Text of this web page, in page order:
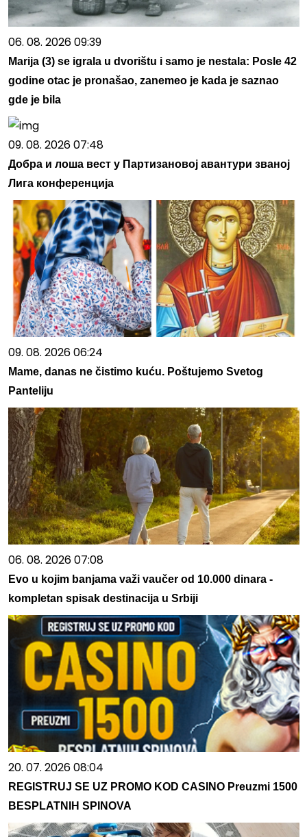
06. 08. 2026 09:39
Marija (3) se igrala u dvorištu i samo je nestala: Posle 42
godine otac je pronašao, zanemeo je kada je saznao
gde je bila
09. 08. 2026 07:48
Добра и лоша вест у Партизановој авантури званој
Лига конференција
09. 08. 2026 06:24
Mame, danas ne čistimo kuću. Poštujemo Svetog
Panteliju
06. 08. 2026 07:08
Evo u kojim banjama važi vaučer od 10.000 dinara -
kompletan spisak destinacija u Srbiji
20. 07. 2026 08:04
REGISTRUJ SE UZ PROMO KOD CASINO Preuzmi 1500
BESPLATNIH SPINOVA